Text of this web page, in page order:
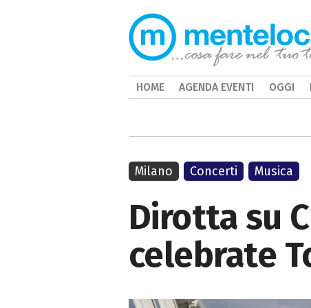
Dirotta su
celebrate
Milano Concerti Musica
HOME AGENDA EVENTI OGGI